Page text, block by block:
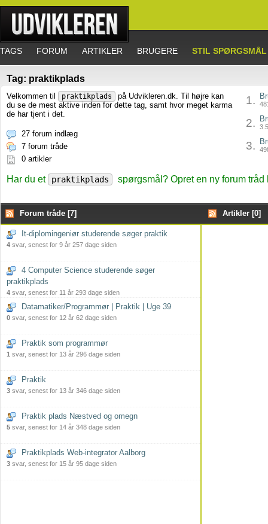
TAGS FORUM ARTIKLER BRUGERE STIL SPØRGSMÅL
Tag: praktikplads
Velkommen til praktikplads
på Udvikleren.dk. Til højre kan
du se de mest aktive inden for dette tag, samt hvor meget karma
de har tjent i det.
27 forum indlæg
7 forum tråde
0 artikler
1.
2.
3.
Har du et praktikplads spørgsmål? Opret en ny forum tråd
Forum tråde [7] Artikler [0]
It-diplomingeniør studerende søger praktik
4 svar, senest for 9 år 257 dage siden
4 Computer Science studerende søger
praktikplads
4 svar, senest for 11 år 293 dage siden
Datamatiker/Programmør | Praktik | Uge 39
0 svar, senest for 12 år 62 dage siden
Praktik som programmør
1 svar, senest for 13 år 296 dage siden
Praktik
3 svar, senest for 13 år 346 dage siden
Praktik plads Næstved og omegn
5 svar, senest for 14 år 348 dage siden
Praktikplads Web-integrator Aalborg
3 svar, senest for 15 år 95 dage siden